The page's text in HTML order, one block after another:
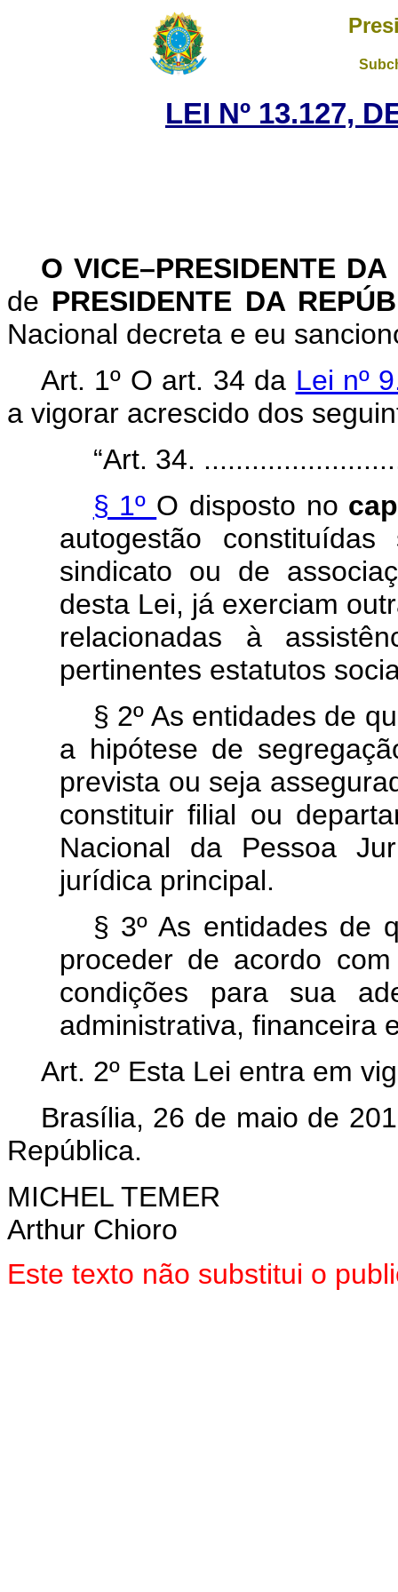
LEI Nº 13.127,
O VICE–PRESIDENTE
de PRESIDENTE DA
Nacional decreta e eu
Art. 1º O art. 34 da Lei nº
a vigorar acrescido dos
“Art. 34.
§ 1º O disposto no
autogestão
sindicato ou de
desta Lei, já exerciam
relacionadas à
pertinentes estatutos
§ 2º As entidades de
a hipótese de
prevista ou seja
constituir filial ou
Nacional da Pessoa
jurídica principal.
§ 3º As entidades de
proceder de acordo
condições para sua
administrativa, financeira
Art. 2º Esta Lei entra em
Brasília, 26 de maio de
República.
MICHEL TEMER
Arthur Chioro
Este texto não substitui o